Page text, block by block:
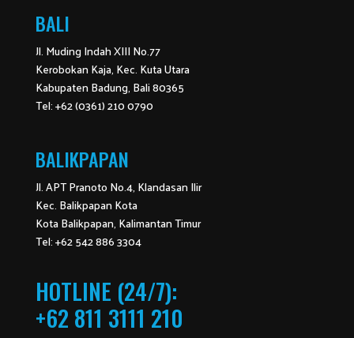
BALI
Jl. Muding Indah XIII No.77
Kerobokan Kaja, Kec. Kuta Utara
Kabupaten Badung, Bali 80365
Tel: +62 (0361) 210 0790
BALIKPAPAN
Jl. APT Pranoto No.4, Klandasan Ilir
Kec. Balikpapan Kota
Kota Balikpapan, Kalimantan Timur
Tel: +62 542 886 3304
HOTLINE (24/7):
+62 811 3111 210